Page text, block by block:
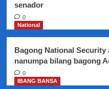
ng
katiwalian
senador
0
National
Bagong National Security
nanumpa bilang bagong
0
IBANG BANSA